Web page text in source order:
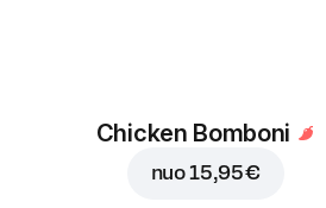
Chicken Bomboni
nuo15,95 €